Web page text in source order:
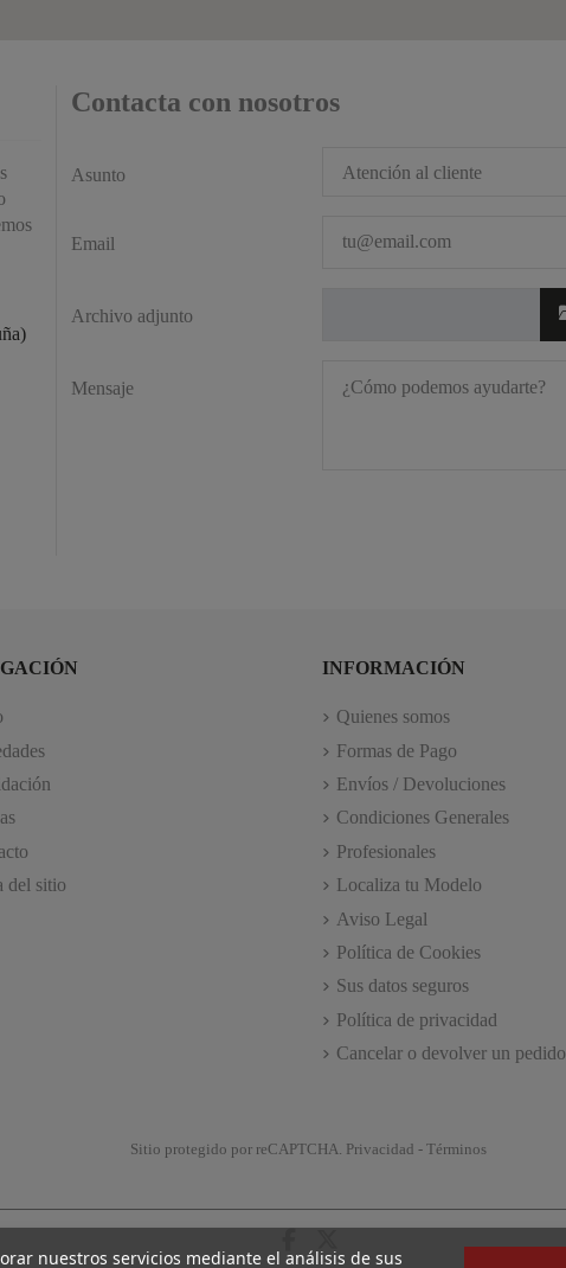
Contacta con nosotros
Asunto
Email
Archivo adjunto
Mensaje
del sitio
INFORMACIÓN
Quienes somos
Formas de Pago
Envíos / Devoluciones
Condiciones Generales
Profesionales
Localiza tu Modelo
Aviso Legal
Política de Cookies
Sus datos seguros
Política de privacidad
Cancelar o devolver un pedido
nuestros servicios mediante el análisis de sus
Sitio protegido por reCAPTCHA. Privacidad - Términos